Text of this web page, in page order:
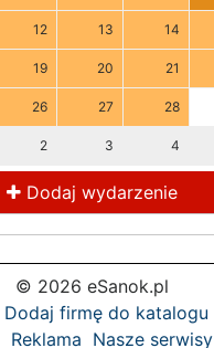
12 13 14
19 20 21
26 27 28
2 3 4
Dodaj wydarzenie
© 2026 eSanok.pl
Dodaj firmę do katalogu
Reklama Nasze serwisy